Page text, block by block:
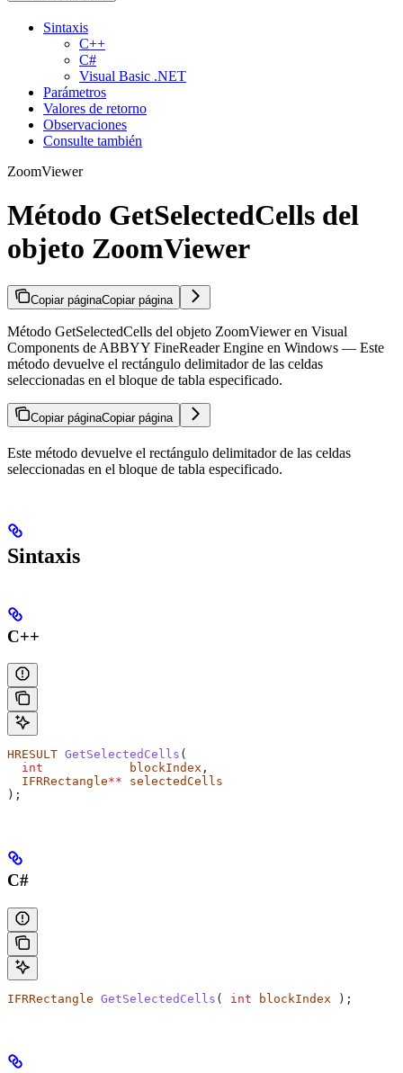
Sintaxis
C++
C#
Visual Basic .NET
Parámetros
Valores de retorno
Observaciones
Consulte también
ZoomViewer
Método GetSelectedCells del
objeto ZoomViewer
Copiar páginaCopiar página
Método GetSelectedCells del objeto ZoomViewer en Visual
Components de ABBYY FineReader Engine en Windows — Este
método devuelve el rectángulo delimitador de las celdas
seleccionadas en el bloque de tabla especificado.
Copiar páginaCopiar página
Este método devuelve el rectángulo delimitador de las celdas
seleccionadas en el bloque de tabla especificado.
Sintaxis
C++
HRESULT GetSelectedCells (
  int
            blockIndex
,
  IFRRectangle
** selectedCells
);
C#
IFRRectangle GetSelectedCells ( int blockIndex );